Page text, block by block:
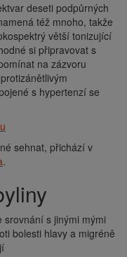
deseti podpůrných
též mnoho, takže
větší tonizující
si připravovat s
na zázvoru
s hypertenzí se
sehnat, přichází v
.
srovnání s jinými mými
bolesti hlavy a migréně